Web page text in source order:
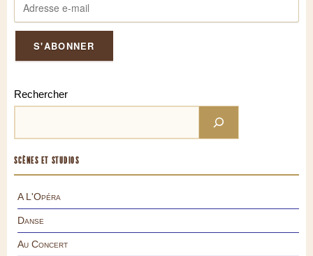
Rechercher
SCÈNES ET STUDIOS
A L'Opéra
Danse
Au Concert